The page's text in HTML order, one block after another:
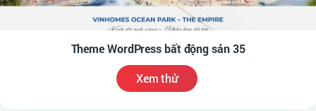
Theme WordPress bất động sản 35
Xem thử